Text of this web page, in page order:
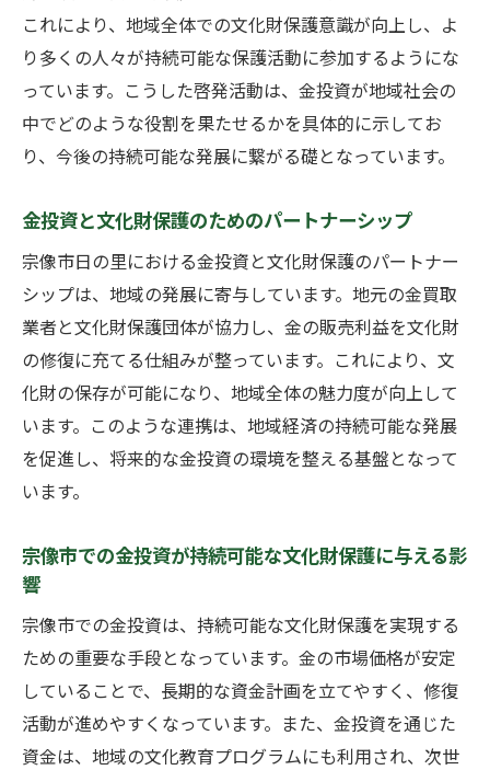
これにより、地域全体での文化財保護意識が向上し、よ
り多くの人々が持続可能な保護活動に参加するようにな
っています。こうした啓発活動は、金投資が地域社会の
中でどのような役割を果たせるかを具体的に示してお
り、今後の持続可能な発展に繋がる礎となっています。
金投資と文化財保護のためのパートナーシップ
宗像市日の里における金投資と文化財保護のパートナー
シップは、地域の発展に寄与しています。地元の金買取
業者と文化財保護団体が協力し、金の販売利益を文化財
の修復に充てる仕組みが整っています。これにより、文
化財の保存が可能になり、地域全体の魅力度が向上して
います。このような連携は、地域経済の持続可能な発展
を促進し、将来的な金投資の環境を整える基盤となって
います。
宗像市での金投資が持続可能な文化財保護に与える影
響
宗像市での金投資は、持続可能な文化財保護を実現する
ための重要な手段となっています。金の市場価格が安定
していることで、長期的な資金計画を立てやすく、修復
活動が進めやすくなっています。また、金投資を通じた
資金は、地域の文化教育プログラムにも利用され、次世